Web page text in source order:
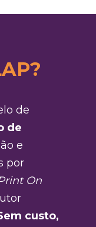
de
de
e
por
On
custo,